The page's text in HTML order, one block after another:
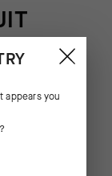
et compresser
par l’arche,
jeu en vous
coup de pédale.
appears you